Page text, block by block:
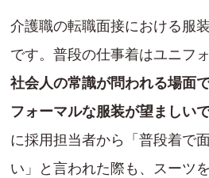
介護職の転職面接における服
です。普段の仕事着はユニフ
社会人の常識が問われる場面
フォーマルな服装が望ましいで
に採用担当者から「普段着で
い」と言われた際も、スーツ